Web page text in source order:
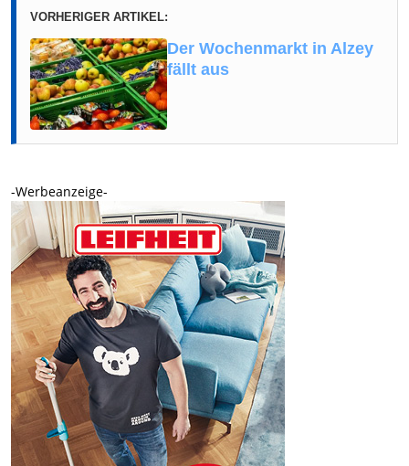
VORHERIGER ARTIKEL:
Der Wochenmarkt in Alzey
fällt aus
-Werbeanzeige-